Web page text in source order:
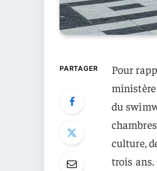
PARTAGER
Pour
du
culture,
trois